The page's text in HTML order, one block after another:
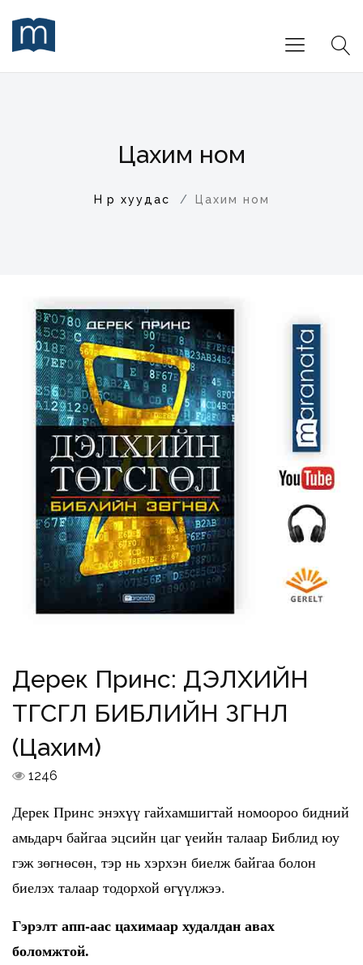
Цахим ном
Нүүр хуудас Цахим ном
Дерек Принс: ДЭЛХИЙН
ТӨГСГӨЛ БИБЛИЙН ЗӨГНӨЛ
(Цахим)
1246
Дерек Принс энэхүү гайхамшигтай номоороо бидний
амьдарч байгаа эцсийн цаг үеийн талаар Библид юу
гэж зөгнөсөн, тэр нь хэрхэн биелж байгаа болон
биелэх талаар тодорхой өгүүлжээ.
Гэрэлт апп-аас цахимаар худалдан авах
боломжтой.